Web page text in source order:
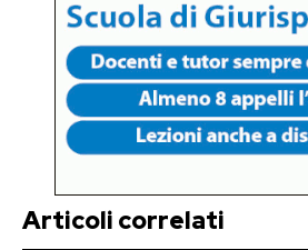
Articoli correlati